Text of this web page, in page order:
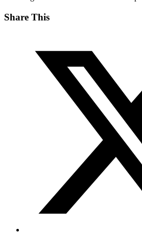
Share This